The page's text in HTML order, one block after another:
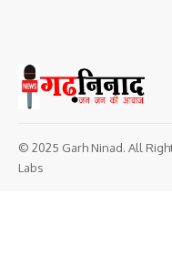
© 2025 Garh Ninad. All
Labs